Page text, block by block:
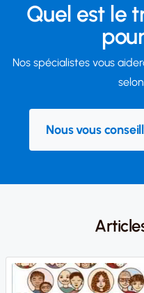
Quel est le
Nos spécialistes vous
Nous vous